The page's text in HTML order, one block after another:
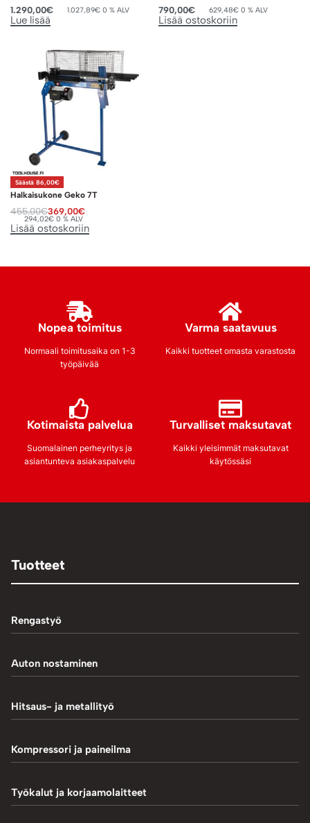
1.290,00€ 1.027,89€ 0 % ALV
Lue lisää
790,00€ 629,48€ 0 % ALV
Lisää ostoskoriin
Säästä 86,00€
Halkaisukone Geko 7T
455,00€369,00€
294,02€ 0 % ALV
Lisää ostoskoriin
Nopea toimitus
Normaali toimitusaika on 1-3
työpäivää
Varma saatavuus
Kaikki tuotteet omasta varastosta
Kotimaista palvelua
Suomalainen perheyritys ja
asiantunteva asiakaspalvelu
Turvalliset maksutavat
Kaikki yleisimmät maksutavat
käytössäsi
Tuotteet
Rengastyö
Palteennostin
Rengastarvikkeet/työkalut
Rengasventtiilit
Auton nostaminen
1-Pilarinostimet
4-Pilarinostimet
Saksinostimet ja Matalanostimet
Hitsaus- ja metallityö
Hitsaustarvikkeet
Metallityö
Kompressori ja paineilma
Hiekkapuhallus
Työkalut ja korjaamolaitteet